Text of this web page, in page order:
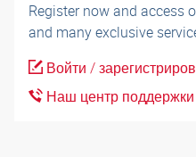
Register now and access
and many exclusive
Войти /
Наш центр